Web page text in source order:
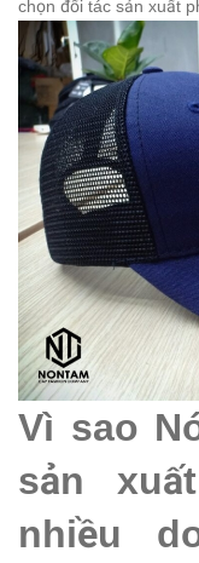
chọn đối tác sản xuất
Vì sao
sản
nhiều